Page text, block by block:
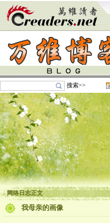
搜索>>
网络日志正文
我母亲的画像